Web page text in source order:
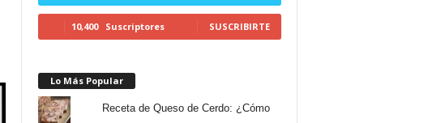
10,400 Suscriptores SUSCRIBIRTE
Lo Más Popular
Receta de Queso de Cerdo: ¿Cómo